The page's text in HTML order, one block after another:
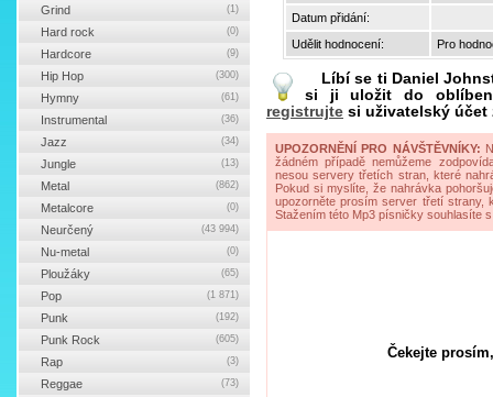
Datum přidání:
Udělit hodnocení:
Pro
Líbí se ti Daniel
si ji uložit do
registrujte si uživatelský účet
UPOZORNĚNÍ PRO NÁVŠTĚVNÍKY:
žádném případě nemůžeme
nesou servery třetích stran, které
Pokud si myslíte, že nahrávka
upozorněte prosím server třetí strany,
Stažením této Mp3 písničky souhlasíte
Čekejte
Grind (1)
Hard rock (0)
Hardcore (9)
Hip Hop (300)
Hymny (61)
Instrumental (36)
Jazz (34)
Jungle (13)
Metal (862)
Metalcore (0)
Neurčený (43 994)
Nu-metal (0)
Ploužáky (65)
Pop (1 871)
Punk (192)
Punk Rock (605)
Rap (3)
Reggae (73)